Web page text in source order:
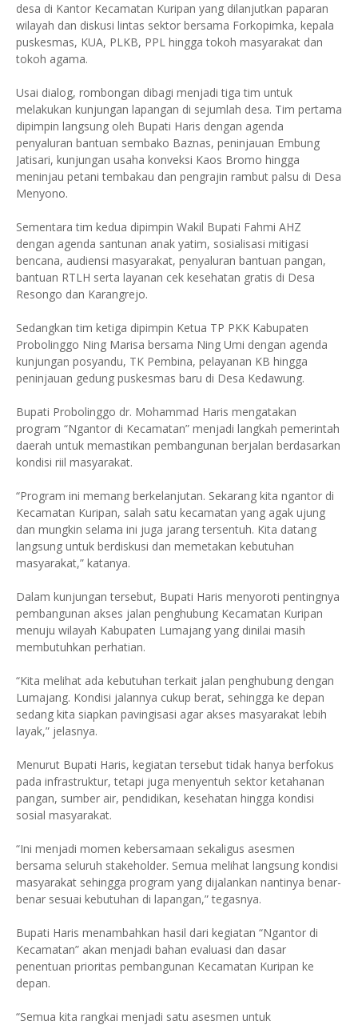
desa di Kantor Kecamatan Kuripan yang dilanjutkan paparan
wilayah dan diskusi lintas sektor bersama Forkopimka, kepala
puskesmas, KUA, PLKB, PPL hingga tokoh masyarakat dan
tokoh agama.
Usai dialog, rombongan dibagi menjadi tiga tim untuk
melakukan kunjungan lapangan di sejumlah desa. Tim pertama
dipimpin langsung oleh Bupati Haris dengan agenda
penyaluran bantuan sembako Baznas, peninjauan Embung
Jatisari, kunjungan usaha konveksi Kaos Bromo hingga
meninjau petani tembakau dan pengrajin rambut palsu di Desa
Menyono.
Sementara tim kedua dipimpin Wakil Bupati Fahmi AHZ
dengan agenda santunan anak yatim, sosialisasi mitigasi
bencana, audiensi masyarakat, penyaluran bantuan pangan,
bantuan RTLH serta layanan cek kesehatan gratis di Desa
Resongo dan Karangrejo.
Sedangkan tim ketiga dipimpin Ketua TP PKK Kabupaten
Probolinggo Ning Marisa bersama Ning Umi dengan agenda
kunjungan posyandu, TK Pembina, pelayanan KB hingga
peninjauan gedung puskesmas baru di Desa Kedawung.
Bupati Probolinggo dr. Mohammad Haris mengatakan
program “Ngantor di Kecamatan” menjadi langkah pemerintah
daerah untuk memastikan pembangunan berjalan berdasarkan
kondisi riil masyarakat.
“Program ini memang berkelanjutan. Sekarang kita ngantor di
Kecamatan Kuripan, salah satu kecamatan yang agak ujung
dan mungkin selama ini juga jarang tersentuh. Kita datang
langsung untuk berdiskusi dan memetakan kebutuhan
masyarakat,” katanya.
Dalam kunjungan tersebut, Bupati Haris menyoroti pentingnya
pembangunan akses jalan penghubung Kecamatan Kuripan
menuju wilayah Kabupaten Lumajang yang dinilai masih
membutuhkan perhatian.
“Kita melihat ada kebutuhan terkait jalan penghubung dengan
Lumajang. Kondisi jalannya cukup berat, sehingga ke depan
sedang kita siapkan pavingisasi agar akses masyarakat lebih
layak,” jelasnya.
Menurut Bupati Haris, kegiatan tersebut tidak hanya berfokus
pada infrastruktur, tetapi juga menyentuh sektor ketahanan
pangan, sumber air, pendidikan, kesehatan hingga kondisi
sosial masyarakat.
“Ini menjadi momen kebersamaan sekaligus asesmen
bersama seluruh stakeholder. Semua melihat langsung kondisi
masyarakat sehingga program yang dijalankan nantinya benar-
benar sesuai kebutuhan di lapangan,” tegasnya.
Bupati Haris menambahkan hasil dari kegiatan “Ngantor di
Kecamatan” akan menjadi bahan evaluasi dan dasar
penentuan prioritas pembangunan Kecamatan Kuripan ke
depan.
“Semua kita rangkai menjadi satu asesmen untuk